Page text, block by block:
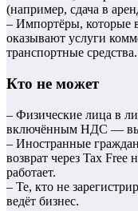
(например, сдача в
– Импортёры, которые
оказывают услуги
транспортные средства.
Кто не может
– Физические лица в
включённым НДС —
– Иностранные
возврат через Tax Free
работает.
– Те, кто не
ведёт бизнес.